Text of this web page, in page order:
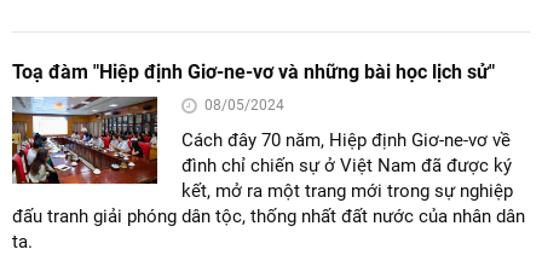
Toạ đàm "Hiệp định Giơ-ne-vơ và những bài học lịch sử"
08/05/2024
Cách đây 70 năm, Hiệp định Giơ-ne-vơ về
đình chỉ chiến sự ở Việt Nam đã được ký
kết, mở ra một trang mới trong sự nghiệp
đấu tranh giải phóng dân tộc, thống nhất đất nước của nhân dân
ta.